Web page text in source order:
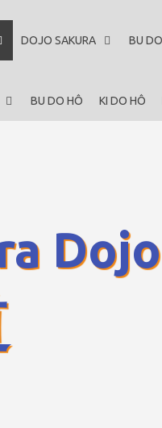
DOJO SAKURA BU
BU DO HÔ KI DO HÔ
Dojo